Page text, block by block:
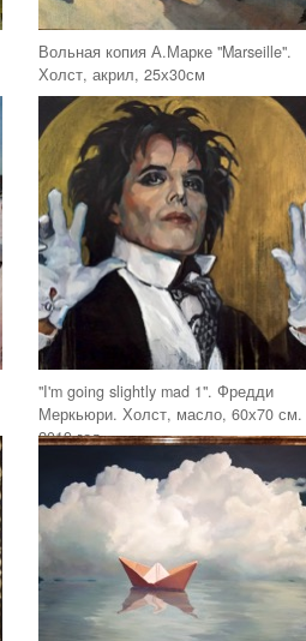
Вольная копия А.Марке "Marseille".
Холст, акрил, 25х30см
"I'm going slightly mad 1". Фредди
Меркьюри. Холст, масло, 60х70 см.
2019 год